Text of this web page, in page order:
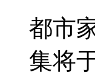
都市
集将